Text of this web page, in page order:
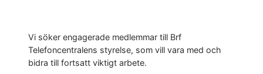
Vi söker engagerade medlemmar till Brf
Telefoncentralens styrelse, som vill vara med och
bidra till fortsatt viktigt arbete.